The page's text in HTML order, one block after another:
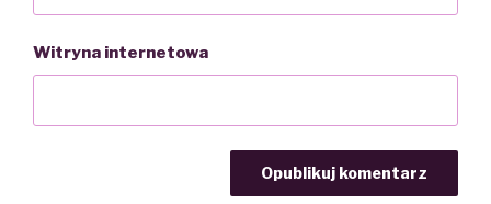
Witryna internetowa